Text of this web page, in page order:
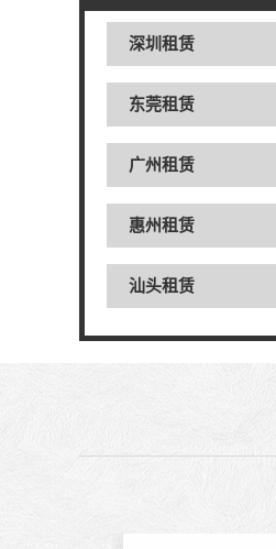
深圳租赁
东莞租赁
广州租赁
惠州租赁
汕头租赁